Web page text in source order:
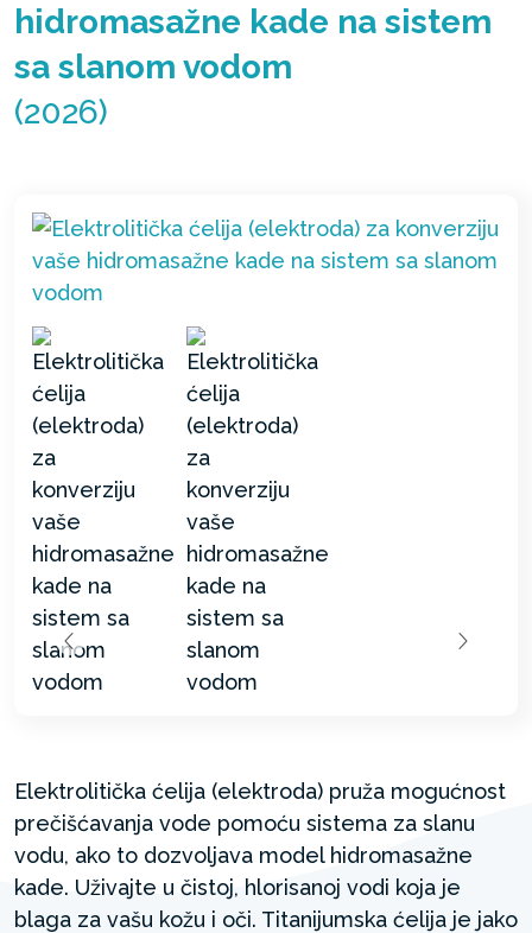
hidromasažne kade na sistem
sa slanom vodom
(2026)
Elektrolitička ćelija (elektroda) pruža mogućnost
prečišćavanja vode pomoću sistema za slanu
vodu, ako to dozvoljava model hidromasažne
kade. Uživajte u čistoj, hlorisanoj vodi koja je
blaga za vašu kožu i oči. Titanijumska ćelija je jako